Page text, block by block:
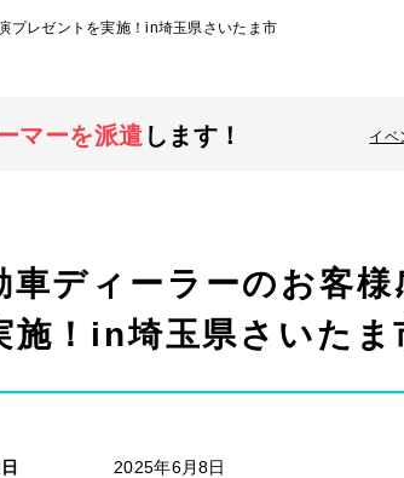
プレゼントを実施！in埼玉県さいたま市
マーを派遣 します！ イベ
車ディーラーのお客
施！in埼玉県さいたま
2025年6月8日